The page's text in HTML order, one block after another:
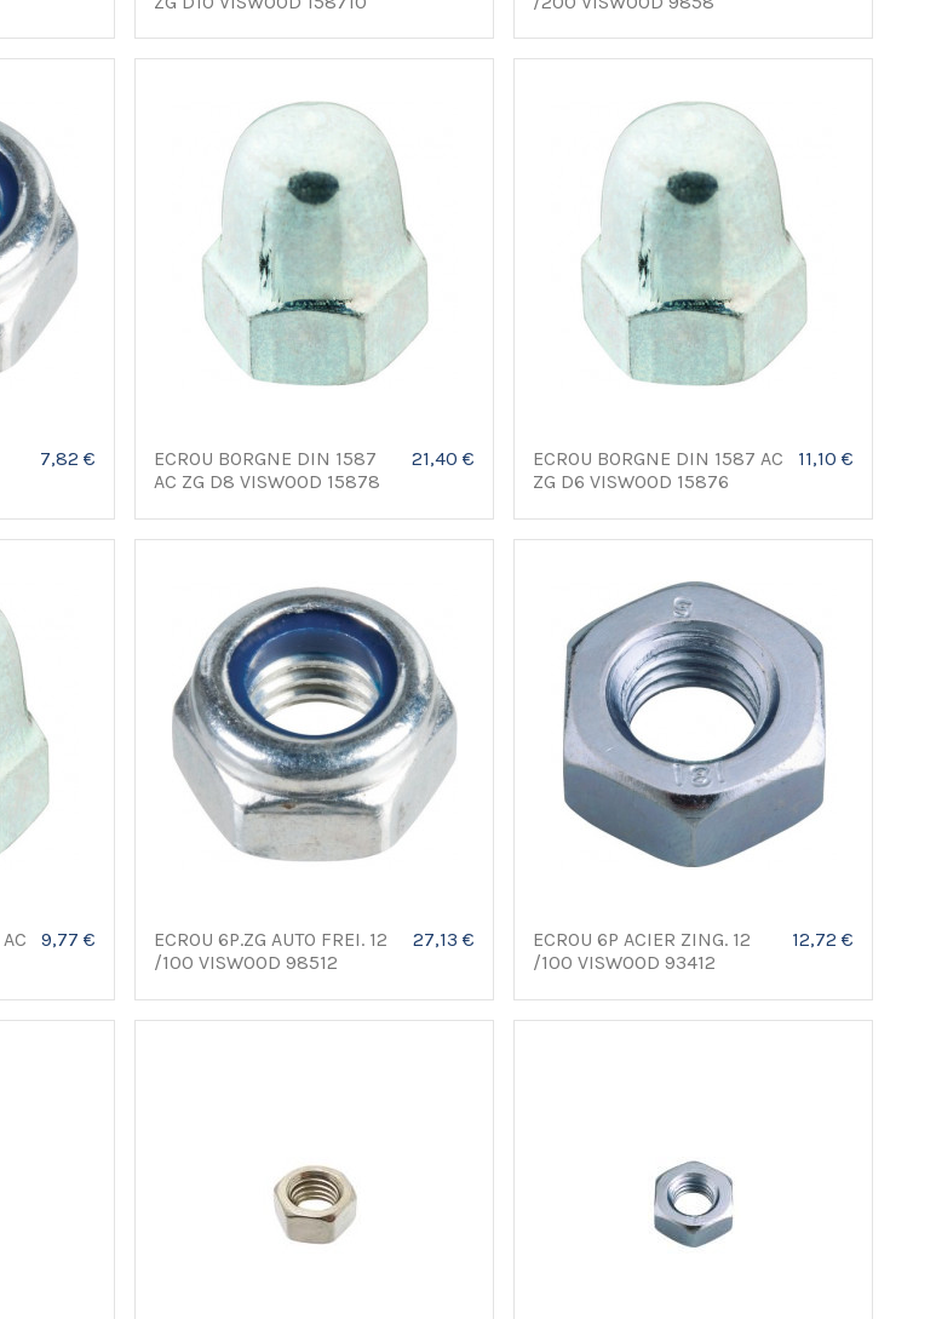
7,82 €
ECROU BORGNE DIN 1587
AC ZG D8 VISWOOD 15878
21,40 €
ECROU BORGNE DIN 1587 AC
ZG D6 VISWOOD 15876
11,10 €
9,77 €
ECROU 6P.ZG AUTO FREI. 12
/100 VISWOOD 98512
27,13 €
ECROU 6P ACIER ZING. 12
/100 VISWOOD 93412
12,72 €